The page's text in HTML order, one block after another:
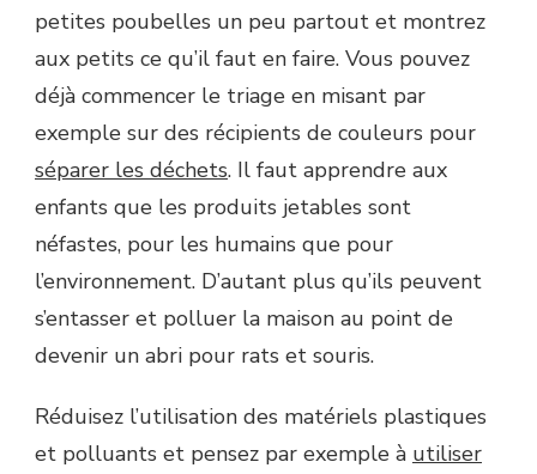
petites poubelles un peu partout et montrez
aux petits ce qu’il faut en faire. Vous pouvez
déjà commencer le triage en misant par
exemple sur des récipients de couleurs pour
séparer les déchets. Il faut apprendre aux
enfants que les produits jetables sont
néfastes, pour les humains que pour
l’environnement. D’autant plus qu’ils peuvent
s’entasser et polluer la maison au point de
devenir un abri pour rats et souris.
Réduisez l’utilisation des matériels plastiques
et polluants et pensez par exemple à utiliser